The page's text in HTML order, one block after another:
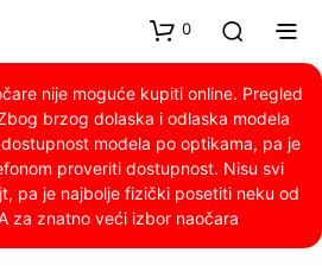
0
nije moguće kupiti online. Pregled
brzog dolaska i odlaska modela
modela po optikama, pa je
proveriti dostupnost. Nisu svi
pa je najbolje fizički posetiti neku od
za znatno veći izbor naočara